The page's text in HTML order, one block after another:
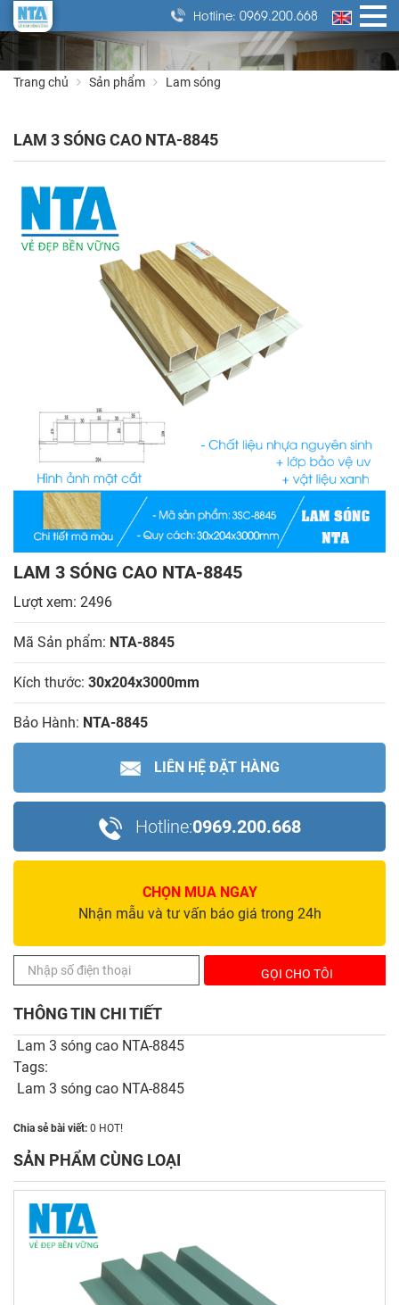
Hotline: 0969.200.668
Trang chủ Sản phẩm Lam sóng
LAM 3 SÓNG CAO NTA-8845
LAM 3 SÓNG CAO NTA-8845
Lượt xem: 2496
Mã Sản phẩm: NTA-8845
Kích thước: 30x204x3000mm
Bảo Hành: NTA-8845
LIÊN HỆ ĐẶT HÀNG
Hotline:0969.200.668
CHỌN MUA NGAY
Nhận mẫu và tư vấn báo giá trong 24h
THÔNG TIN CHI TIẾT
Lam 3 sóng cao NTA-8845
Tags:
Lam 3 sóng cao NTA-8845
Chia sẻ bài viết: 0 HOT!
SẢN PHẨM CÙNG LOẠI